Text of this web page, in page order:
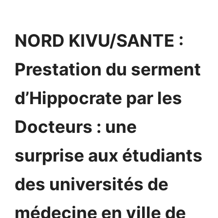
NORD KIVU/SANTE :
Prestation du serment
d’Hippocrate par les
Docteurs : une
surprise aux étudiants
des universités de
médecine en ville de